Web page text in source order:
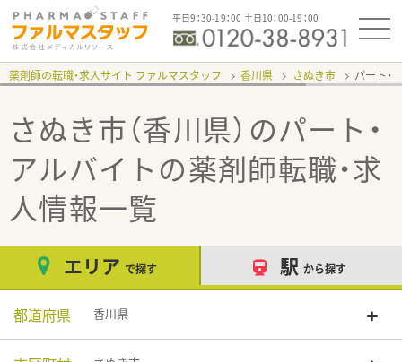
平日9：30-19：00 土日10：00-19：00
薬剤師の転職・求人サイト ファルマスタッフ 香川県 さぬき市 パート・
さぬき市（香川県）のパート・
アルバイトの薬剤師転職・求
人情報一覧
エリア で探す 駅 から探す
都道府県 香川県